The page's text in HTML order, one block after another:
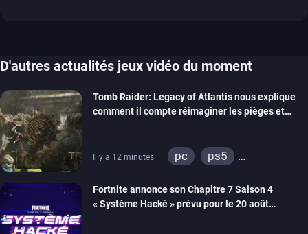
D'autres actualités jeux vidéo du moment
Tomb Raider: Legacy of Atlantis nous explique
comment il compte réimaginer les pièges et
Il y a 12 minutes pc
ps5
Fortnite annonce son Chapitre 7 Saison 4
« Système Hacké » prévu pour le 20 août